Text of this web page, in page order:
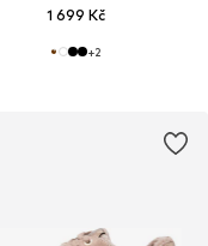
1 699 Kč
+2